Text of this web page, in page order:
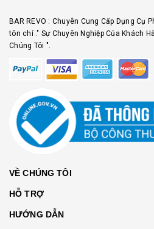
BAR REVO : Chuyên Cung Cấp Dụng Cụ
tôn chỉ ." Sự Chuyên Nghiệp Của Khách
Chúng Tôi ".
VỀ CHÚNG TÔI
HỖ TRỢ
HƯỚNG DẪN